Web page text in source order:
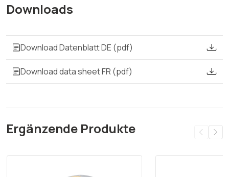
Downloads
Download Datenblatt DE (pdf)
Download data sheet FR (pdf)
Ergänzende Produkte
Produktgalerie überspringen